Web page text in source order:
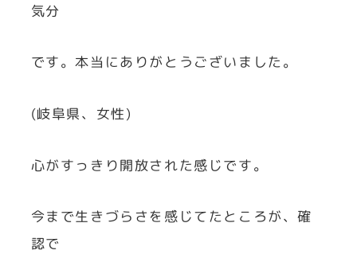
気分
です。本当にありがとうございました。
(岐阜県、女性)
心がすっきり開放された感じです。
今まで生きづらさを感じてたところが、確
認で